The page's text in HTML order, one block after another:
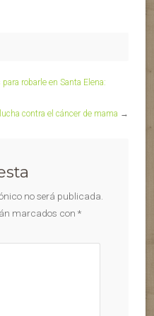
robarle en Santa Elena:
contra el cáncer de mama →
no será publicada.
marcados con *